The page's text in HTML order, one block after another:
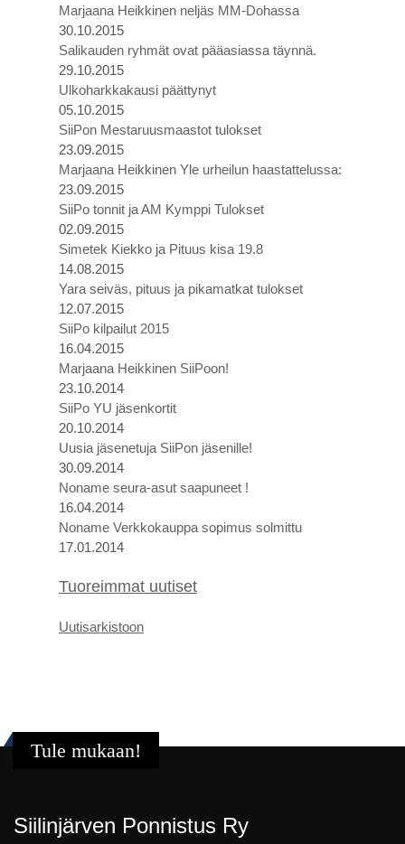
Marjaana Heikkinen neljäs MM-Dohassa
30.10.2015
Salikauden ryhmät ovat pääasiassa täynnä.
29.10.2015
Ulkoharkkakausi päättynyt
05.10.2015
SiiPon Mestaruusmaastot tulokset
23.09.2015
Marjaana Heikkinen Yle urheilun haastattelussa:
23.09.2015
SiiPo tonnit ja AM Kymppi Tulokset
02.09.2015
Simetek Kiekko ja Pituus kisa 19.8
14.08.2015
Yara seiväs, pituus ja pikamatkat tulokset
12.07.2015
SiiPo kilpailut 2015
16.04.2015
Marjaana Heikkinen SiiPoon!
23.10.2014
SiiPo YU jäsenkortit
20.10.2014
Uusia jäsenetuja SiiPon jäsenille!
30.09.2014
Noname seura-asut saapuneet !
16.04.2014
Noname Verkkokauppa sopimus solmittu
17.01.2014
Tuoreimmat uutiset
Uutisarkistoon
Tule mukaan!
Siilinjärven Ponnistus Ry